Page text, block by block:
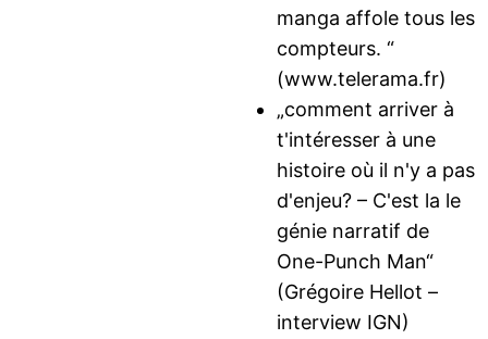
manga affole tous les
compteurs. “
(www.telerama.fr)
„comment arriver à
t'intéresser à une
histoire où il n'y a pas
d'enjeu? – C'est la le
génie narratif de
One-Punch Man“
(Grégoire Hellot –
interview IGN)